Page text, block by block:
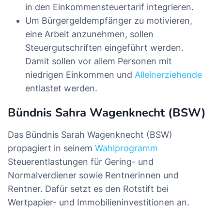
in den Einkommensteuertarif integrieren.
Um Bürgergeldempfänger zu motivieren,
eine Arbeit anzunehmen, sollen
Steuergutschriften eingeführt werden.
Damit sollen vor allem Personen mit
niedrigen Einkommen und Alleinerziehende
entlastet werden.
Bündnis Sahra Wagenknecht (BSW)
Das Bündnis Sarah Wagenknecht (BSW)
propagiert in seinem Wahlprogramm
Steuerentlastungen für Gering- und
Normalverdiener sowie Rentnerinnen und
Rentner. Dafür setzt es den Rotstift bei
Wertpapier- und Immobilieninvestitionen an.